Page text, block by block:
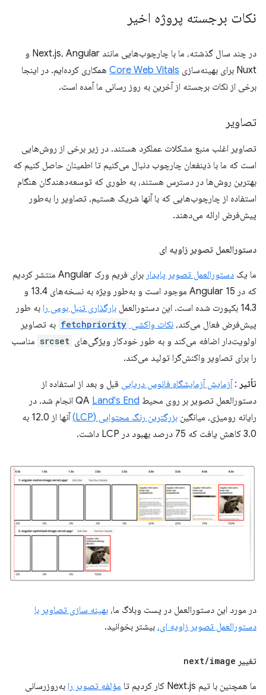
نکات برجسته پروژه اخیر
در چند سال گذشته، ما با چارچوب‌هایی مانند Next.js، Angular و
Nuxt برای بهینه‌سازی
Core Web Vitals همکاری کرده‌ایم. در اینجا
برخی از نکات برجسته از آخرین به روز رسانی ما آمده است.
تصاویر
تصاویر اغلب منبع مشکلات عملکرد هستند. در زیر برخی از روش‌هایی
است که ما با ذینفعان چارچوب دنبال می‌کنیم تا اطمینان حاصل کنیم که
بهترین روش‌ها در دسترس هستند، به طوری که توسعه‌دهندگان هنگام
استفاده از چارچوب‌هایی که با آنها شریک هستیم، تصاویر را به‌طور
پیش‌فرض ارائه می‌دهند.
دستورالعمل تصویر زاویه ای
ما یک دستورالعمل تصویر پایدار
برای فریم ورک Angular منتشر کردیم
که در Angular 15 موجود است و به‌طور ویژه به نسخه‌های 13.4 و
14.3 بکپورت شده است. این دستورالعمل
بارگذاری تنبل بومی را به طور
پیش‌فرض فعال می‌کند، نکات واکشی fetchpriority به تصاویر
اولویت‌دار اضافه می‌کند و به طور خودکار ویژگی‌های srcset مناسب
را برای تصاویر واکنش‌گرا تولید می‌کند.
تأثیر : آزمایش آزمایشگاه فانوس دریایی قبل و بعد از استفاده از
دستورالعمل تصویر بر روی محیط QA Land's End
انجام شد. در
رایانه رومیزی، میانگین بزرگترین رنگ محتوایی (LCP)
آنها از 12.0 به
3.0 کاهش یافت که 75 درصد بهبود در LCP داشت.
در مورد این دستورالعمل در پست وبلاگ ما، بهینه سازی تصاویر با
دستورالعمل تصویر زاویه ای، بیشتر بخوانید.
تغییر next/image
ما همچنین با تیم Next.js کار کردیم تا مؤلفه تصویر را به‌روزرسانی